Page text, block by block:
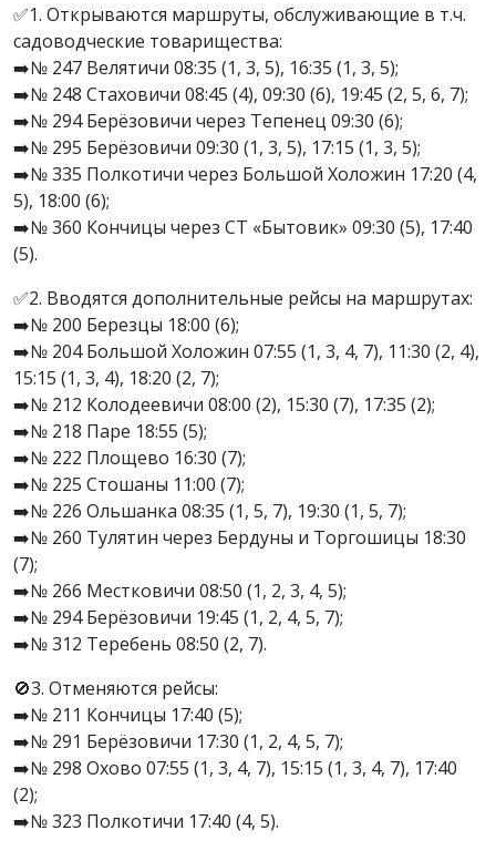
✅1. Открываются маршруты, обслуживающие в т.ч.
садоводческие товарищества:
➡️№ 247 Велятичи 08:35 (1, 3, 5), 16:35 (1, 3, 5);
➡️№ 248 Стаховичи 08:45 (4), 09:30 (6), 19:45 (2, 5, 6, 7);
➡️№ 294 Берёзовичи через Тепенец 09:30 (6);
➡️№ 295 Берёзовичи 09:30 (1, 3, 5), 17:15 (1, 3, 5);
➡️№ 335 Полкотичи через Большой Холожин 17:20 (4,
5), 18:00 (6);
➡️№ 360 Кончицы через СТ «Бытовик» 09:30 (5), 17:40
(5).
✅2. Вводятся дополнительные рейсы на маршрутах:
➡️№ 200 Березцы 18:00 (6);
➡️№ 204 Большой Холожин 07:55 (1, 3, 4, 7), 11:30 (2, 4),
15:15 (1, 3, 4), 18:20 (2, 7);
➡️№ 212 Колодеевичи 08:00 (2), 15:30 (7), 17:35 (2);
➡️№ 218 Паре 18:55 (5);
➡️№ 222 Площево 16:30 (7);
➡️№ 225 Стошаны 11:00 (7);
➡️№ 226 Ольшанка 08:35 (1, 5, 7), 19:30 (1, 5, 7);
➡️№ 260 Тулятин через Бердуны и Торгошицы 18:30
(7);
➡️№ 266 Местковичи 08:50 (1, 2, 3, 4, 5);
➡️№ 294 Берёзовичи 19:45 (1, 2, 4, 5, 7);
➡️№ 312 Теребень 08:50 (2, 7).
🚫3. Отменяются рейсы:
➡️№ 211 Кончицы 17:40 (5);
➡️№ 291 Берёзовичи 17:30 (1, 2, 4, 5, 7);
➡️№ 298 Охово 07:55 (1, 3, 4, 7), 15:15 (1, 3, 4, 7), 17:40
(2);
➡️№ 323 Полкотичи 17:40 (4, 5).